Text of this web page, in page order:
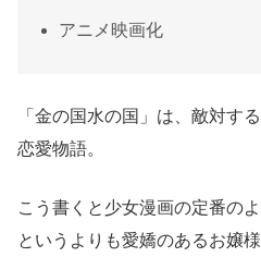
アニメ映画化
「金の国水の国」は、敵対す
恋愛物語。
こう書くと少女漫画の定番の
というよりも愛嬌のあるお嬢様